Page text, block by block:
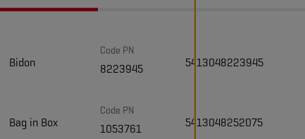
Bidon
Code PN
8223945 5413048223945
Bag in Box
Code PN
1053761 5413048252075